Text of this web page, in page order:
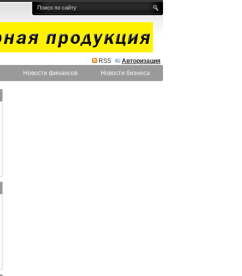
RSS
Авторизация
Новости финансов Новости бизнеса